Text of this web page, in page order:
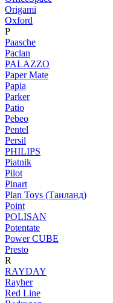
Origami
Oxford
P
Paasche
Paclan
PALAZZO
Paper Mate
Papia
Parker
Patio
Pebeo
Pentel
Persil
PHILIPS
Piatnik
Pilot
Pinart
Plan Toys (Таиланд)
Point
POLISAN
Potentate
Power CUBE
Presto
R
RAYDAY
Rayher
Red Line